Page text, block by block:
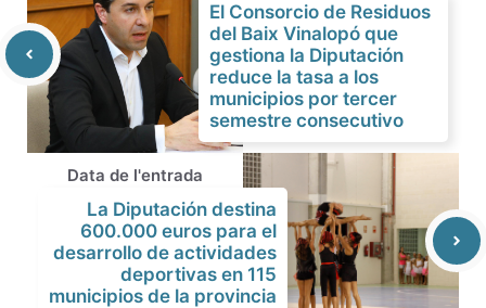
El Consorcio de Residuos
del Baix Vinalopó que
gestiona la Diputación
reduce la tasa a los
municipios por tercer
semestre consecutivo
Data de l'entrada
La Diputación destina
600.000 euros para el
desarrollo de actividades
deportivas en 115
municipios de la provincia